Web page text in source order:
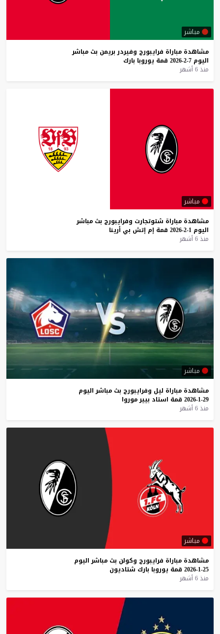
مباشر
مشاهدة مباراة فرايبورج وفيردر بريمن بث مباشر
اليوم 7-2-2026 قمة يوروبا بارك
منذ 6 أشهر
مباشر
مشاهدة مباراة شتوتجارت وفرايبورج بث مباشر
اليوم 1-2-2026 قمة إم إتش بي أرينا
منذ 6 أشهر
مباشر
مشاهدة مباراة ليل وفرايبورج بث مباشر اليوم
29-1-2026
قمة استاد بييرموروا
منذ 6 أشهر
مباشر
مشاهدة مباراة فرايبورج وكولن بث مباشر اليوم
25-1-2026
قمة يوروبا بارك شتاديون
منذ 6 أشهر